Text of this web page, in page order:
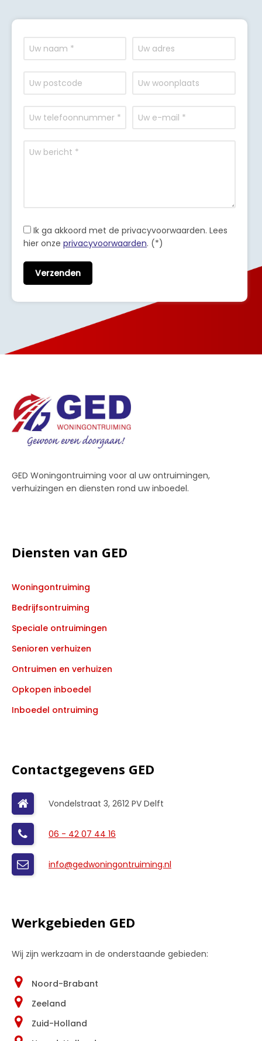
Ik ga akkoord met de privacyvoorwaarden. Lees
hier onze privacyvoorwaarden. (*)
GED Woningontruiming voor al uw ontruimingen,
verhuizingen en diensten rond uw inboedel.
Diensten van GED
Woningontruiming
Bedrijfsontruiming
Speciale ontruimingen
Senioren verhuizen
Ontruimen en verhuizen
Opkopen inboedel
Inboedel ontruiming
Contactgegevens GED
Vondelstraat 3, 2612 PV Delft
06 - 42 07 44 16
info@gedwoningontruiming.nl
Werkgebieden GED
Wij zijn werkzaam in de onderstaande gebieden:
Noord-Brabant
Zeeland
Zuid-Holland